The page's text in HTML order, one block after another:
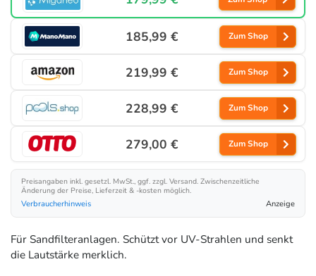
185,99 € Zum Shop
219,99 € Zum Shop
228,99 € Zum Shop
279,00 € Zum Shop
Preisangaben inkl. gesetzl. MwSt., ggf. zzgl. Versand. Zwischenzeitliche
Änderung der Preise, Lieferzeit & -kosten möglich.
Verbraucherhinweis
Anzeige
Für Sandfilteranlagen. Schützt vor UV-Strahlen und senkt
die Lautstärke merklich.